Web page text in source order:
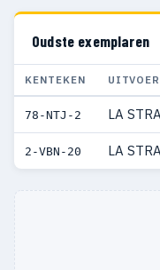
Oudste exemplaren
KENTEKEN
78-NTJ-2 LA
2-VBN-20 LA